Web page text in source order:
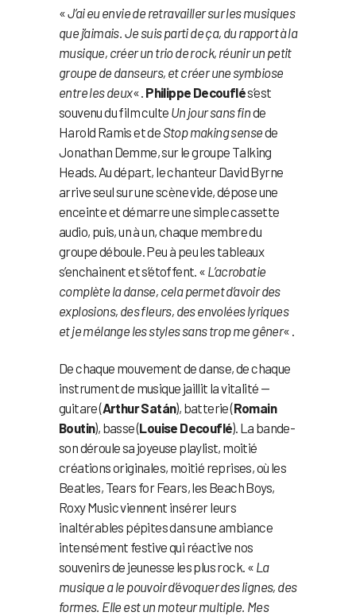
«J’ai eu envie de retravailler sur les musiques
que j’aimais. Je suis parti de ça, du rapport à la
musique, créer un trio de rock, réunir un petit
groupe de danseurs, et créer une symbiose
entre les deux« . Philippe Decouflés’est
souvenu du film culte Un jour sans finde
Harold Ramis et de Stop making sensede
Jonathan Demme, sur le groupe Talking
Heads. Au départ, le chanteur David Byrne
arrive seul sur une scène vide, dépose une
enceinte et démarre une simple cassette
audio, puis, un à un, chaque membre du
groupe déboule. Peu à peu les tableaux
s’enchainent et s’étoffent. « L’acrobatie
complète la danse, cela permet d’avoir des
explosions, des fleurs, des envolées lyriques
et je mélange les styles sans trop me gêner« .
De chaque mouvement de danse, de chaque
instrument de musique jaillit la vitalité —
guitare (Arthur Satán), batterie (Romain
Boutin), basse (Louise Decouflé). La bande-
son déroule sa joyeuse playlist, moitié
créations originales, moitié reprises, où les
Beatles, Tears for Fears, les Beach Boys,
Roxy Music viennent insérer leurs
inaltérables pépites dans une ambiance
intensément festive qui réactive nos
souvenirs de jeunesse les plus rock. « La
musique a le pouvoir d’évoquer des lignes, des
formes. Elle est un moteur multiple. Mes